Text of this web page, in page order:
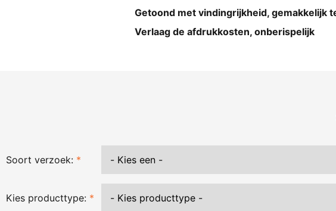
Getoond met vindingrijkheid, gemakkelijk
Verlaag de afdrukkosten, onberispelijk
Soort verzoek: *
Kies producttype: *